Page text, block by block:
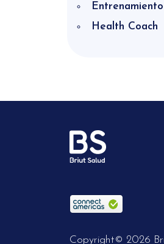
Entrenamiento
Health Coach
Copyright© 2026